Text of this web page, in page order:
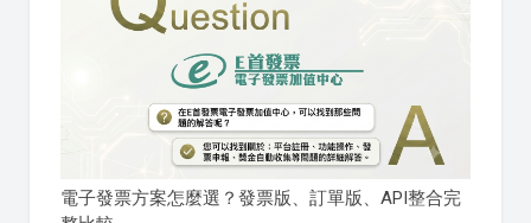
電子發票方案怎麼選？發票版、訂單版、API整合完